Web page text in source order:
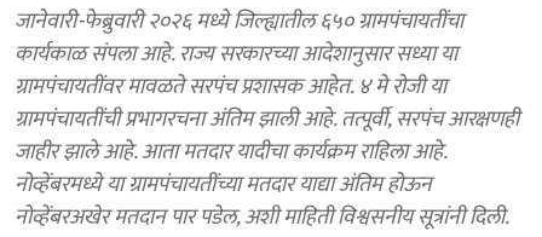
जानेवारी-फेब्रुवारी २०२६ मध्ये जिल्ह्यातील ६५० ग्रामपंचायतींचा
कार्यकाळ संपला आहे. राज्य सरकारच्या आदेशानुसार सध्या या
ग्रामपंचायतींवर मावळते सरपंच प्रशासक आहेत. ४ मे रोजी या
ग्रामपंचायतींची प्रभागरचना अंतिम झाली आहे. तत्पूर्वी, सरपंच आरक्षणही
जाहीर झाले आहे. आता मतदार यादीचा कार्यक्रम राहिला आहे.
नोव्हेंबरमध्ये या ग्रामपंचायतींच्या मतदार याद्या अंतिम होऊन
नोव्हेंबरअखेर मतदान पार पडेल, अशी माहिती विश्वसनीय सूत्रांनी दिली.